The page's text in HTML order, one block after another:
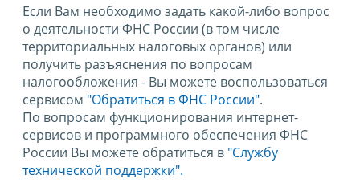
Если Вам необходимо задать какой-либо вопрос
о деятельности ФНС России (в том числе
территориальных налоговых органов) или
получить разъяснения по вопросам
налогообложения - Вы можете воспользоваться
сервисом "Обратиться в ФНС России".
По вопросам функционирования интернет-
сервисов и программного обеспечения ФНС
России Вы можете обратиться в "Службу
технической поддержки".